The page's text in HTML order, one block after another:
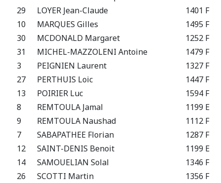
29
LOYER Jean-Claude
1401 F
10
MARQUES Gilles
1495 F
30
MCDONALD Margaret
1252 F
31
MICHEL-MAZZOLENI Antoine
1479 F
3
PEIGNIEN Laurent
1327 F
27
PERTHUIS Loic
1447 F
13
POIRIER Luc
1594 F
8
REMTOULA Jamal
1199 E
9
REMTOULA Naushad
1112 F
7
SABAPATHEE Florian
1287 F
12
SAINT-DENIS Benoit
1199 E
14
SAMOUELIAN Solal
1346 F
26
SCOTTI Martin
1356 F